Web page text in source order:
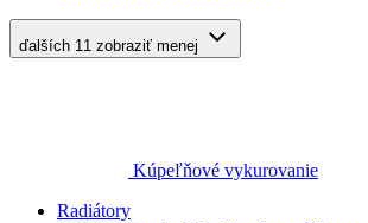
ďalších 11 zobraziť menej
Kúpeľňové vykurovanie
Radiátory